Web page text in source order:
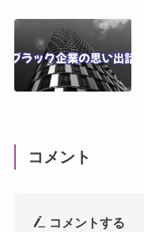
コメント
コメントする